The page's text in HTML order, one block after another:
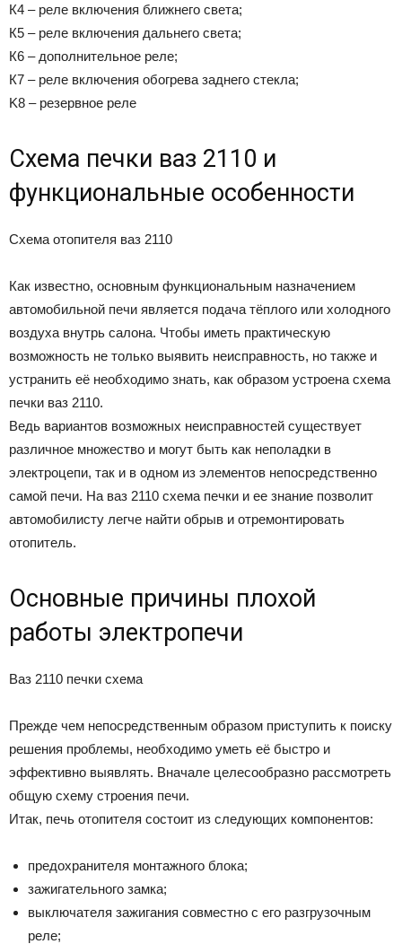
К4 – реле включения ближнего света;
К5 – реле включения дальнего света;
К6 – дополнительное реле;
К7 – реле включения обогрева заднего стекла;
K8 – резервное реле
Cхема печки ваз 2110 и
функциональные особенности
Схема отопителя ваз 2110
Как известно, основным функциональным назначением
автомобильной печи является подача тёплого или холодного
воздуха внутрь салона. Чтобы иметь практическую
возможность не только выявить неисправность, но также и
устранить её необходимо знать, как образом устроена схема
печки ваз 2110.
Ведь вариантов возможных неисправностей существует
различное множество и могут быть как неполадки в
электроцепи, так и в одном из элементов непосредственно
самой печи. На ваз 2110 схема печки и ее знание позволит
автомобилисту легче найти обрыв и отремонтировать
отопитель.
Основные причины плохой
работы электропечи
Ваз 2110 печки схема
Прежде чем непосредственным образом приступить к поиску
решения проблемы, необходимо уметь её быстро и
эффективно выявлять. Вначале целесообразно рассмотреть
общую схему строения печи.
Итак, печь отопителя состоит из следующих компонентов:
предохранителя монтажного блока;
зажигательного замка;
выключателя зажигания совместно с его разгрузочным
реле;